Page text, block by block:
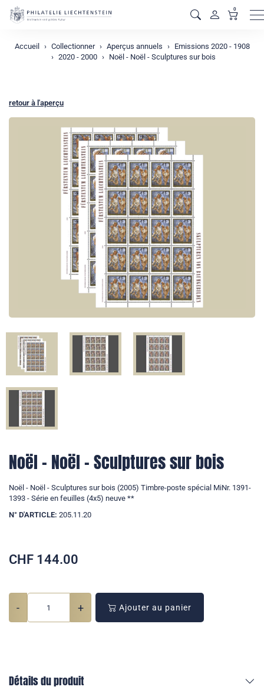
0
Accueil Collectionner Aperçus annuels
Emissions 2020 - 1908
2020 - 2000
Noël - Noël - Sculptures sur bois
retour à l'aperçu
Noël - Noël - Sculptures sur bois
Noël - Noël - Sculptures sur bois (2005) Timbre-poste spécial MiNr. 1391-
1393 - Série en feuilles (4x5) neuve **
N° D'ARTICLE: 205.11.20
CHF 144.00
- + Ajouter au panier
Détails du produit